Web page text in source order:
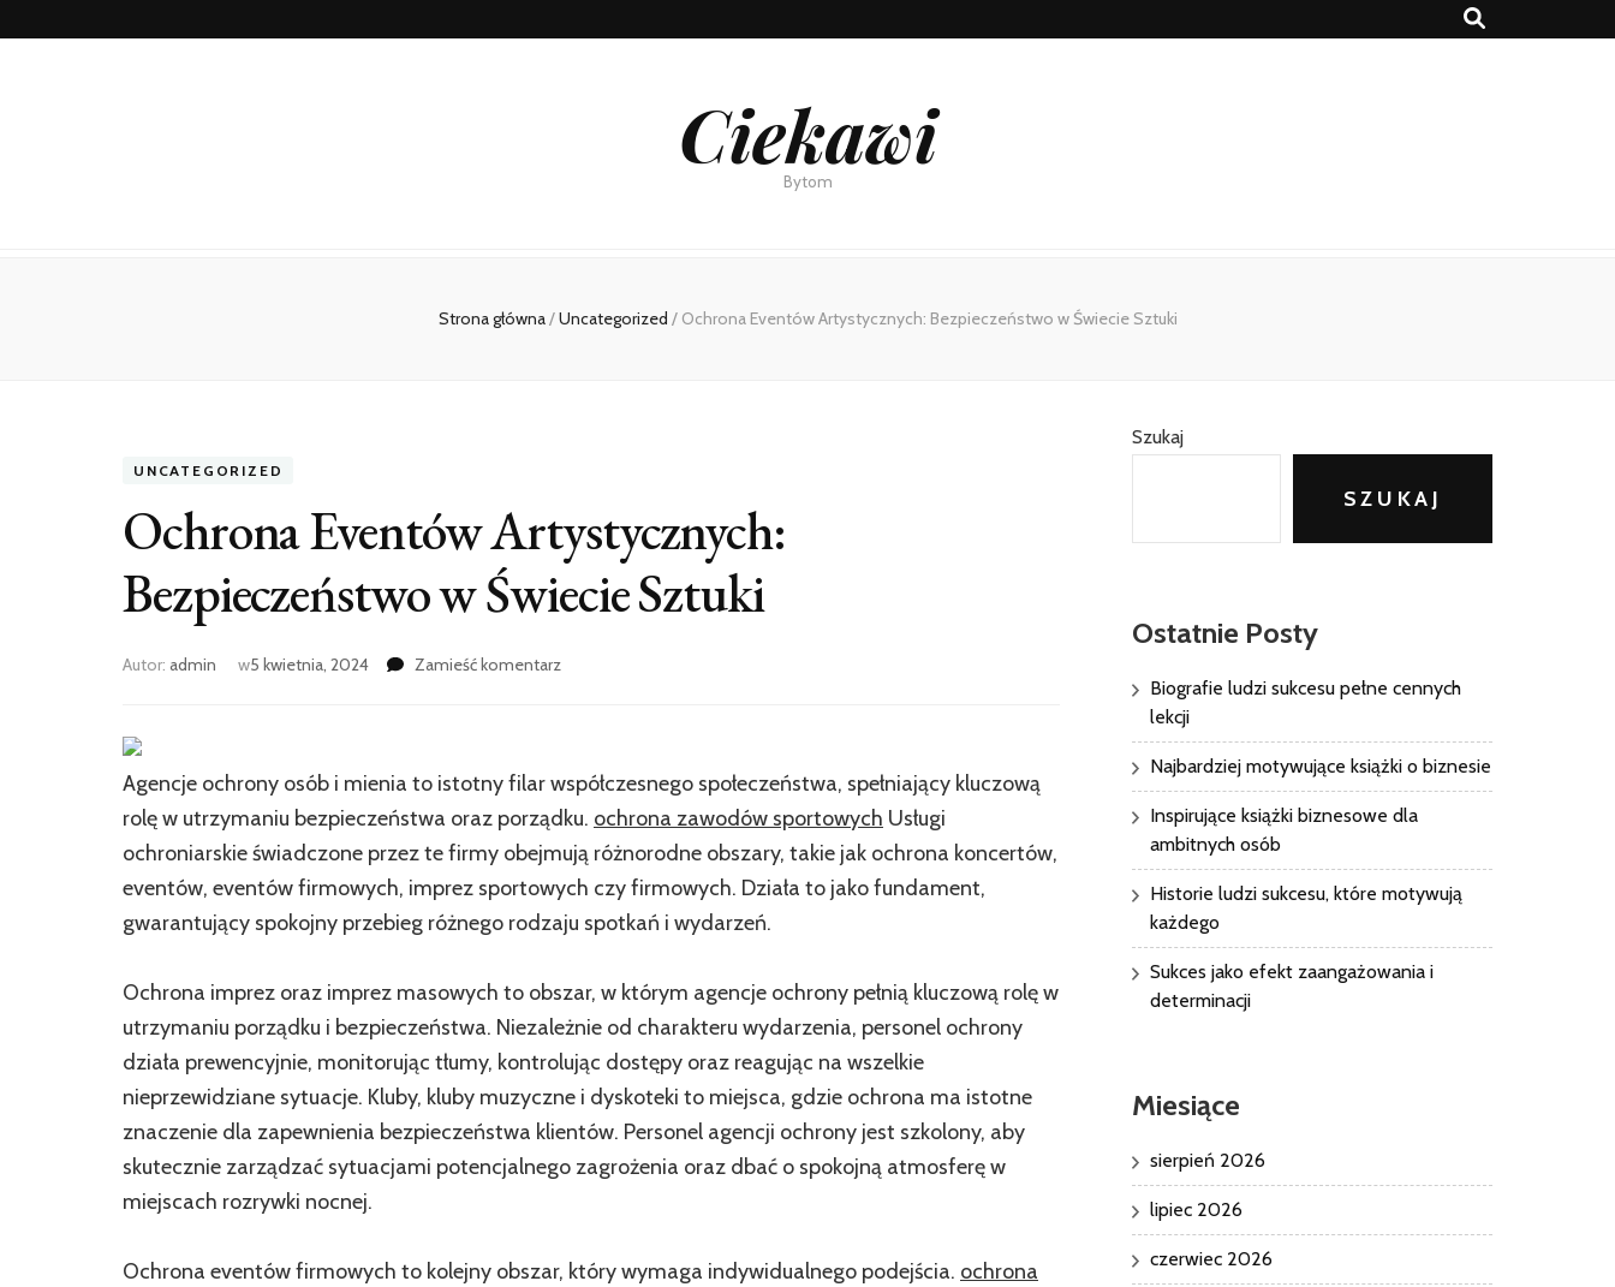
Ciekawi
Bytom
Strona główna/Uncategorized / Ochrona Eventów Artystycznych: Bezpieczeństwo w Świecie Sztuki
UNCATEGORIZED
Ochrona Eventów Artystycznych:
Bezpieczeństwo w Świecie Sztuki
Autor: admin w5 kwietnia, 2024 Zamieść komentarzwe
Bezpieczeństwo
w
Świecie
Sztuki
Agencje ochrony osób i mienia to istotny filar współczesnego społeczeństwa, spełniający kluczową
rolę w utrzymaniu bezpieczeństwa oraz porządku. ochrona zawodów sportowych Usługi
ochroniarskie świadczone przez te firmy obejmują różnorodne obszary, takie jak ochrona koncertów,
eventów, eventów firmowych, imprez sportowych czy firmowych. Działa to jako fundament,
gwarantujący spokojny przebieg różnego rodzaju spotkań i wydarzeń.
Ochrona imprez oraz imprez masowych to obszar, w którym agencje ochrony pełnią kluczową rolę w
utrzymaniu porządku i bezpieczeństwa. Niezależnie od charakteru wydarzenia, personel ochrony
działa prewencyjnie, monitorując tłumy, kontrolując dostępy oraz reagując na wszelkie
nieprzewidziane sytuacje. Kluby, kluby muzyczne i dyskoteki to miejsca, gdzie ochrona ma istotne
znaczenie dla zapewnienia bezpieczeństwa klientów. Personel agencji ochrony jest szkolony, aby
skutecznie zarządzać sytuacjami potencjalnego zagrożenia oraz dbać o spokojną atmosferę w
miejscach rozrywki nocnej.
Ochrona eventów firmowych to kolejny obszar, który wymaga indywidualnego podejścia. ochrona
Szukaj
SZUKAJ
Ostatnie Posty
Biografie ludzi sukcesu pełne cennych
lekcji
Najbardziej motywujące książki o biznesie
Inspirujące książki biznesowe dla
ambitnych osób
Historie ludzi sukcesu, które motywują
każdego
Sukces jako efekt zaangażowania i
determinacji
Miesiące
sierpień 2026
lipiec 2026
czerwiec 2026